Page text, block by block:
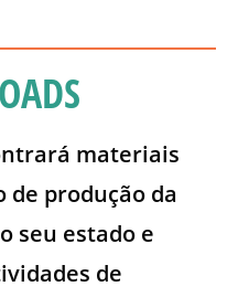
materiais
de produção da
seu estado e
de